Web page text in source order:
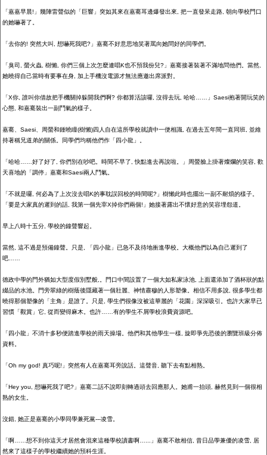
「嘉嘉早晨! 」幾陣雷聲似的「巨響」突如其來在嘉騫耳邊爆發出來 把一直發呆走路 朝向學校門口
的她嚇著了。
「去你的! 突然大叫 想嚇死我吧? 」嘉騫不好意思地笑著罵向她問好的同學們。
「臭司 螢火蟲 樹懶 你們三個上次怎麼連唱K也不預我份兒? 」嘉騫接著裝著不滿地問他們。當然
她曉得自己當時有要事在身 加上手機沒電源才無法應邀出席派對。
「X你 誰叫你借故把手機關掉躲開我們啊? 你都算活該囉 沒得去玩 哈哈……」 Saesi抱著開玩笑的
心態 和嘉騫裝出一副鬥氣的樣子。
嘉騫、 Saesi 、周螢和鍾曉瞳(樹懶)四人自在這所學校就讀中一便相識 在過去五年間一直同班 並維
持著稱兄道弟的關係。同學們均稱他們作「四小龍」。
「哈哈……好了好了 你們別在吵吧。時間不早了 快點進去再說啦。」周螢臉上掛著燦爛的笑容 歡
天喜地的「調停」嘉騫和Saesi兩人鬥氣。
「不就是囉 何必為了上次沒去唱K的事耽誤回校的時間呢? 」樹懶此時也擺出一副不耐煩的樣子。
「要是大家真的遲到的話 我第一個先宰X掉你們兩個! 」她接著露出不懷好意的笑容埋怨道。
早上八時十五分 學校的鐘聲響起。
當然 這不過是預備鐘聲。只是
「四小龍」已急不及待地衝進學校。大概他們以為自己遲到了
吧……
德政中學的門外猶如大型度假別墅般 。門口中間設置了一個大如私家泳池
上面還添加了酒杯狀的點
綴品的水池。門旁翠綠的樹蔭後隱藏著一個壯麗、神情肅穆的人形塑像。相信不用多說
很多學生都
曉得那個塑像的「主角」是誰了。只是
學生們很像沒被這華麗的「花園」深深吸引。也許大家早已
習慣「觀賞」它
從而變得麻木。也許……有的學生不屑學校浪費資源吧。
「四小龍」不消十多秒便踏進學校的雨天操場。他們和其他學生一樣
旋即爭先恐後的瀏覽班級分佈
資料。
「Oh my god! 真巧呢! 」突然有人在嘉騫耳旁說話。這聲音 聽下去有點相熟。
「Hey you, 想嚇死我了吧? 」嘉騫二話不說即刻轉過頭去回應那人。她甫一抬頭 赫然見到一個很相
熟的女生。
沒錯 她正是嘉騫的小學同學兼死黨---凌雪。
「啊……想不到你這天才居然會混來這種學校讀書啊… 」嘉騫不敢相信 昔日品學兼優的凌雪
居
然來了這樣子的學校繼續她的預科生涯。